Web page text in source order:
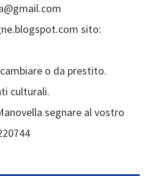
sito:
o da prestito.
culturali.
segnare al vostro